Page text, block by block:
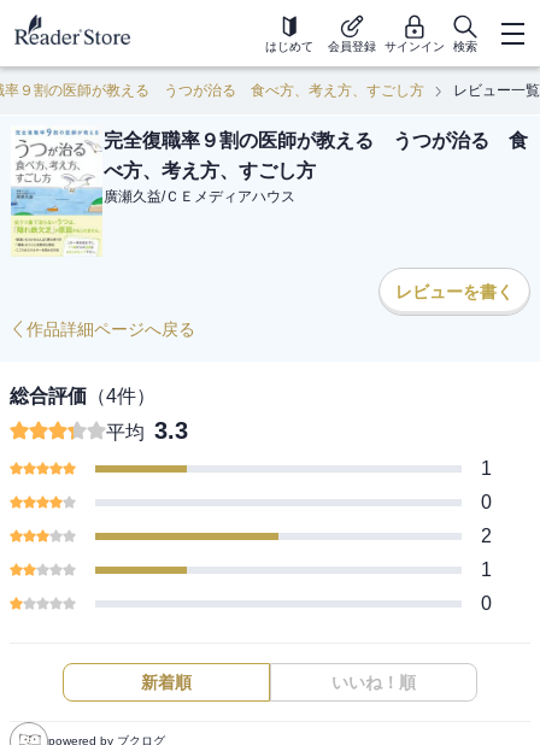
はじめて 会員登録 サインイン 検索
率９割の医師が教える うつが治る 食べ方、考え方、すごし方 レビュー一覧
完全復職率９割の医師が教える うつが治る 食
べ方、考え方、すごし方
廣瀬久益/ＣＥメディアハウス
レビューを書く
作品詳細ページへ戻る
総合評価 （4件）
平均 3.3
1
0
2
1
0
新着順 いいね！順
powered by ブクログ